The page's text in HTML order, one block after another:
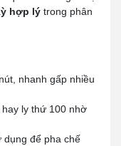
hợp lý trong phân
nhanh gấp nhiều
ly thứ 100 nhờ
để pha chế